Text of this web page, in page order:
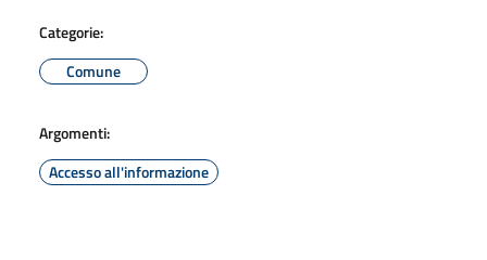
Categorie:
Comune
Argomenti:
Accesso all'informazione